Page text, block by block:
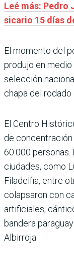
Leé más: Pedro
sicario 15 días
El momento del
produjo en
selección
chapa del
El Centro
de
60.000
ciudades, como
Filadelfia, entre
colapsaron con
artificiales,
bandera
Albirroja.